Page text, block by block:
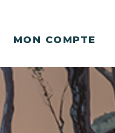
MON COMPTE